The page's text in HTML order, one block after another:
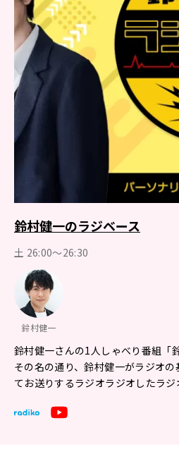
鈴村健一のラジベース
土 26:00～26:30
鈴村健一
鈴村健一さんの1人しゃべり番組「
その名の通り、鈴村健一がラジオ
てお送りするラジオラジオしたラ